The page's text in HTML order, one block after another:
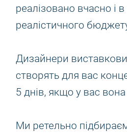
реалізовано вчасно і
реалістичного
Дизайнери
створять для вас
5 днів, якщо у вас
Ми ретельно